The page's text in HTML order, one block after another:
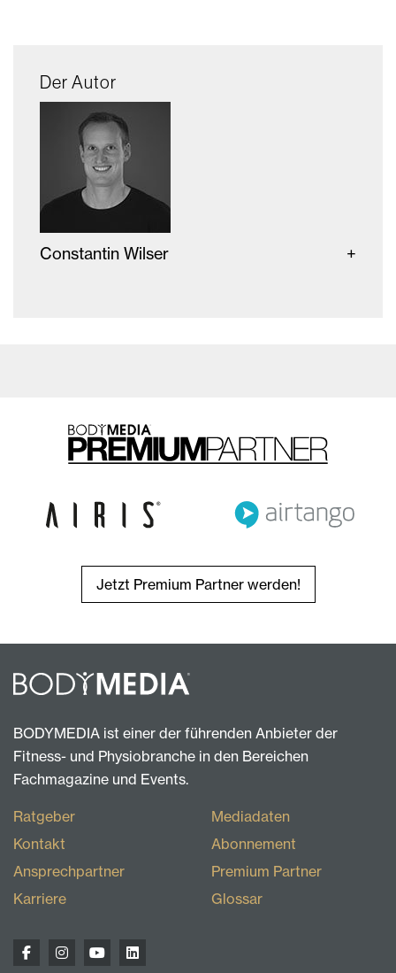
Der Autor
Constantin Wilser
Jetzt Premium Partner werden!
BODYMEDIA ist einer der führenden Anbieter der
Fitness- und Physiobranche in den Bereichen
Fachmagazine und Events.
Ratgeber
Kontakt
Ansprechpartner
Karriere
Mediadaten
Abonnement
Premium Partner
Glossar